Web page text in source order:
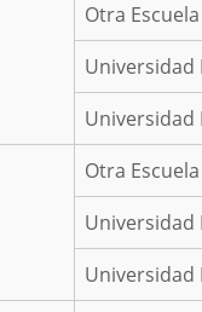
Otra
Universidad
Otra
Universidad